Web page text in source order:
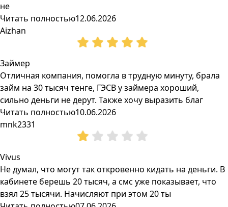
не
Читать полностью12.06.2026
Aizhan
Займер
Отличная компания, помогла в трудную минуту, брала
займ на 30 тысяч тенге, ГЭСВ у займера хороший,
сильно деньги не дерут. Также хочу выразить благ
Читать полностью10.06.2026
mnk2331
Vivus
Не думал, что могут так откровенно кидать на деньги. В
кабинете берешь 20 тысяч, а смс уже показывает, что
взял 25 тысячи. Начисляют при этом 20 ты